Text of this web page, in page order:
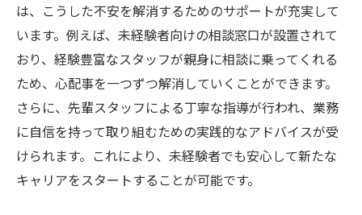
は、こうした不安を解消するためのサポートが充実して
います。例えば、未経験者向けの相談窓口が設置されて
おり、経験豊富なスタッフが親身に相談に乗ってくれる
ため、心配事を一つずつ解消していくことができます。
さらに、先輩スタッフによる丁寧な指導が行われ、業務
に自信を持って取り組むための実践的なアドバイスが受
けられます。これにより、未経験者でも安心して新たな
キャリアをスタートすることが可能です。